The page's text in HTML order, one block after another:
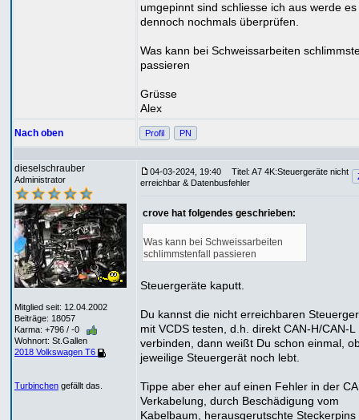
umgepinnt sind schliesse ich aus werde es
dennoch nochmals überprüfen.
Was kann bei Schweissarbeiten
passieren
Grüsse
Alex
Nach oben Profil PN
dieselschrauber
Administrator
Mitglied seit: 12.04.2002
Beiträge: 18057
Karma: +796 / -0
Wohnort: St.Gallen
2018 Volkswagen T6
Turbinchen gefällt das.
04-03-2024, 19:40
Titel: A7 4K:Steuergeräte nicht
erreichbar & Datenbusfehler
crove hat folgendes geschrieben:
Was kann bei Schweissarbeiten
schlimmstenfall passieren
Steuergeräte kaputt.
Du kannst die nicht erreichbaren
mit VCDS testen, d.h. direkt CAN-H/CAN-L
verbinden, dann weißt Du schon einmal,
jeweilige Steuergerät noch lebt.
Tippe aber eher auf einen Fehler in der
Verkabelung, durch Beschädigung vom
Kabelbaum, herausgerutschte Steckerpins